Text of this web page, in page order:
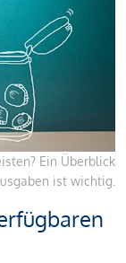
Ein Überblick
ist wichtig.